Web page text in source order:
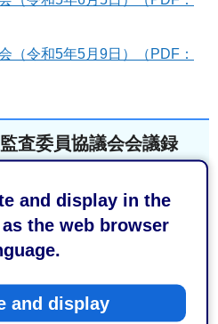
and display in the
the web browser
and display
（令和5年5月9日）（PDF：
査委員協議会会議録
会（令和5年3月30日）
（令和5年3月15日）（PDF：
会（令和5年2月27日）